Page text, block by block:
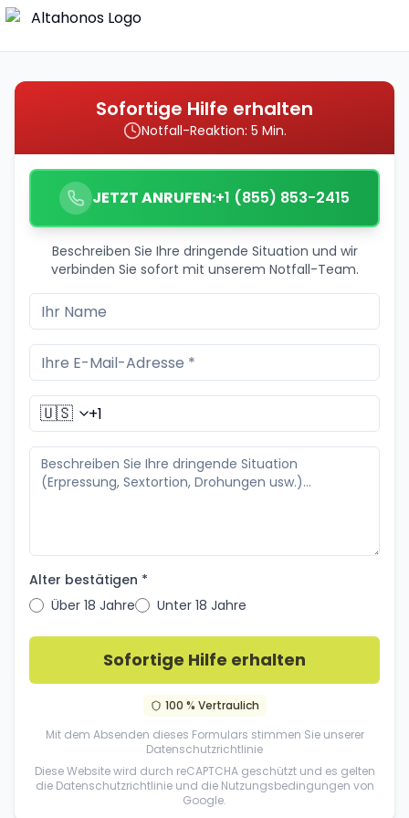
Sofortige Hilfe erhalten
Notfall-Reaktion: 5 Min.
JETZT ANRUFEN:+1 (855) 853-2415
Beschreiben Sie Ihre dringende Situation und wir
verbinden Sie sofort mit unserem Notfall-Team.
🇺🇸
Alter bestätigen *
Über 18 Jahre
Unter 18 Jahre
Sofortige Hilfe erhalten
100 % Vertraulich
Mit dem Absenden dieses Formulars stimmen Sie unserer
Datenschutzrichtlinie
Diese Website wird durch reCAPTCHA geschützt und es gelten
die Datenschutzrichtlinie und die Nutzungsbedingungen von
Google.